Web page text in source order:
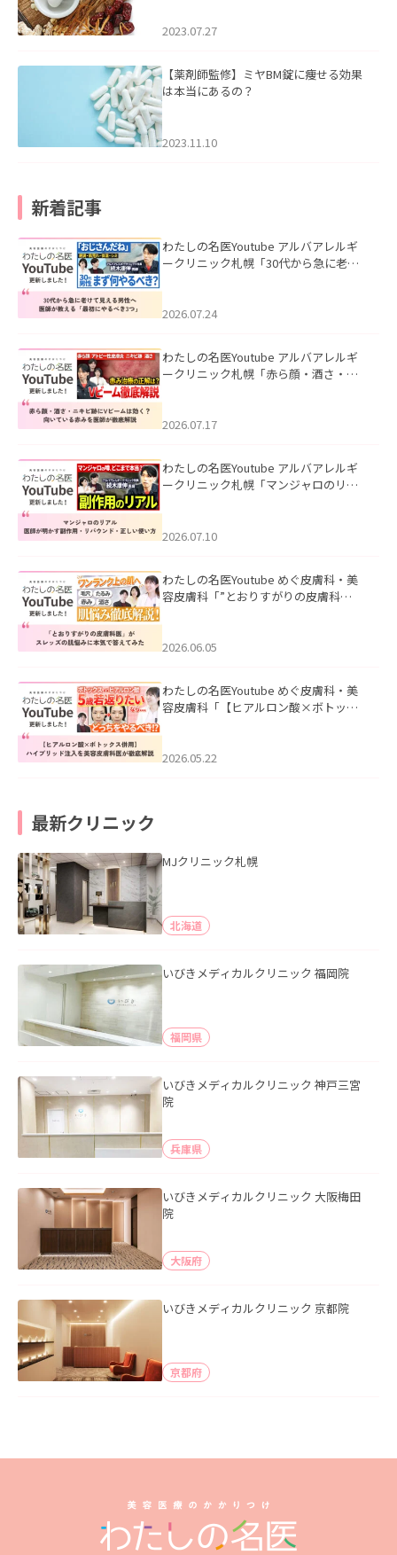
2023.07.27
【薬剤師監修】ミヤBM錠に痩せる効果
は本当にあるの？
2023.11.10
新着記事
わたしの名医Youtube アルバアレルギ
ークリニック札幌「30代から急に老け
た。
2026.07.24
わたしの名医Youtube アルバアレルギ
ークリニック札幌「赤ら顔・酒さ・ニ
した。
2026.07.17
わたしの名医Youtube アルバアレルギ
ークリニック札幌「マンジャロのリア
た。
2026.07.10
わたしの名医Youtube めぐ皮膚科・美
容皮膚科「”とおりすがりの皮膚科
2026.06.05
わたしの名医Youtube めぐ皮膚科・美
容皮膚科「【ヒアルロン酸×ボトック
た。
2026.05.22
最新クリニック
MJクリニック札幌
北海道
いびきメディカルクリニック 福岡院
福岡県
いびきメディカルクリニック 神戸三宮
院
兵庫県
いびきメディカルクリニック 大阪梅田
院
大阪府
いびきメディカルクリニック 京都院
京都府